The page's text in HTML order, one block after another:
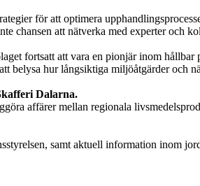
för att optimera
chansen att nätverka med experter och
fortsatt att vara en pionjär inom
hur långsiktiga miljöåtgärder och
Dalarna.
affärer mellan regionala
samt aktuell information inom